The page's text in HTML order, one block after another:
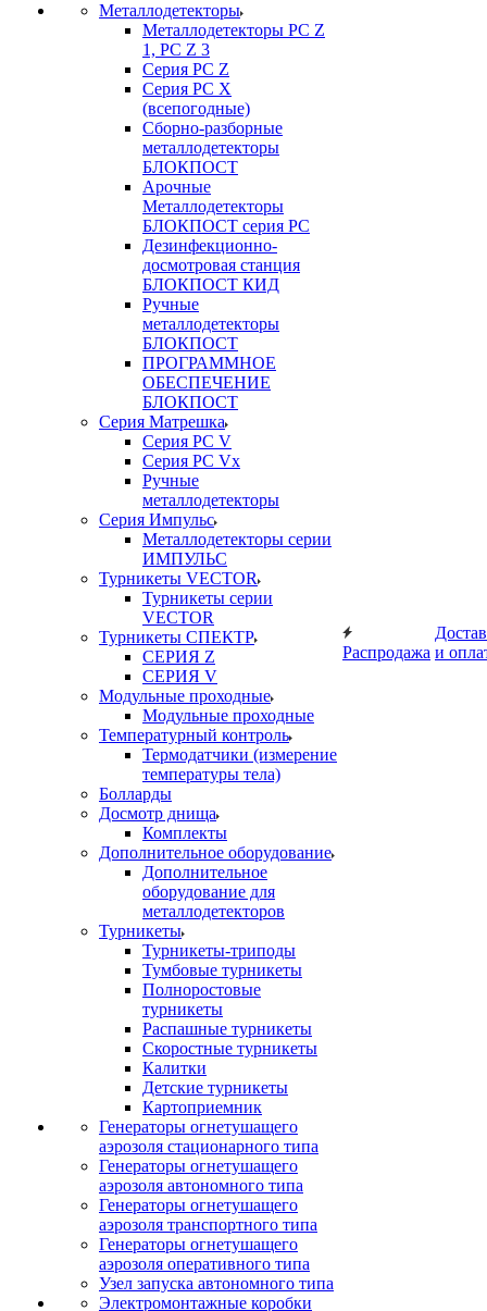
Металлодетекторы
Металлодетекторы РС Z
1, PC Z 3
Серия РС Z
Серия РС X
(всепогодные)
Сборно-разборные
металлодетекторы
БЛОКПОСТ
Арочные
Металлодетекторы
БЛОКПОСТ серия РС
Дезинфекционно-
досмотровая станция
БЛОКПОСТ КИД
Ручные
металлодетекторы
БЛОКПОСТ
ПРОГРАММНОЕ
ОБЕСПЕЧЕНИЕ
БЛОКПОСТ
Серия Матрешка
Серия PC V
Серия PC Vx
Ручные
металлодетекторы
Серия Импульс
Металлодетекторы серии
ИМПУЛЬС
Турникеты VECTOR
Турникеты серии
VECTOR
Турникеты СПЕКТР
СЕРИЯ Z
СЕРИЯ V
Модульные проходные
Модульные проходные
Температурный контроль
Термодатчики (измерение
температуры тела)
Болларды
Досмотр днища
Комплекты
Дополнительное оборудование
Дополнительное
оборудование для
металлодетекторов
Турникеты
Турникеты-триподы
Тумбовые турникеты
Полноростовые
турникеты
Распашные турникеты
Скоростные турникеты
Калитки
Детские турникеты
Картоприемник
Генераторы огнетушащего
аэрозоля стационарного типа
Генераторы огнетушащего
аэрозоля автономного типа
Генераторы огнетушащего
аэрозоля транспортного типа
Генераторы огнетушащего
аэрозоля оперативного типа
Узел запуска автономного типа
Электромонтажные коробки
Распродажа и